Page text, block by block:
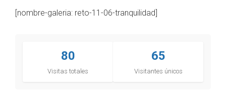
[nombre-galeria: reto-11-06-tranquilidad]
80
Visitas totales
65
Visitantes únicos